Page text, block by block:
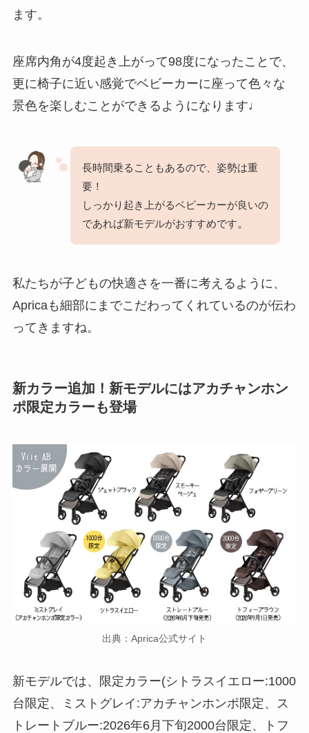
ます。
座席内角が4度起き上がって98度になったことで、
更に椅子に近い感覚でベビーカーに座って色々な
景色を楽しむことができるようになります♩
長時間乗ることもあるので、姿勢は重
要！
しっかり起き上がるベビーカーが良いの
であれば新モデルがおすすめです。
私たちが子どもの快適さを一番に考えるように、
Apricaも細部にまでこだわってくれているのが伝わ
ってきますね。
新カラー追加！新モデルにはアカチャンホン
ポ限定カラーも登場
出典：Aprica公式サイト
新モデルでは、限定カラー(シトラスイエロー:1000
台限定、ミストグレイ:アカチャンホンポ限定、ス
トレートブルー:2026年6月下旬2000台限定、トフ